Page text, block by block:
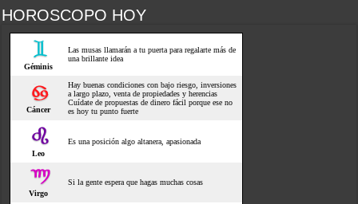
HOROSCOPO HOY